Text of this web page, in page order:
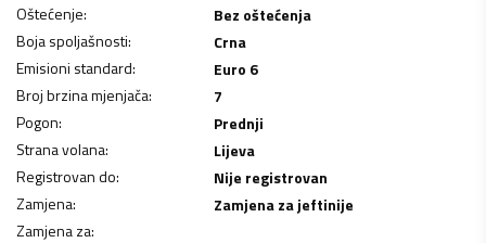
Oštećenje:
Bez oštećenja
Boja spoljašnosti:
Crna
Emisioni standard:
Euro 6
Broj brzina mjenjača:
7
Pogon:
Prednji
Strana volana:
Lijeva
Registrovan do:
Nije registrovan
Zamjena:
Zamjena za jeftinije
Zamjena za: